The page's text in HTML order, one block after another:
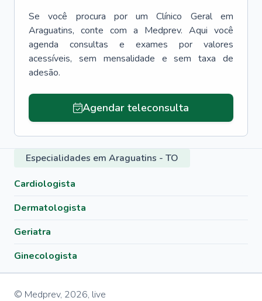
Se você procura por um Clínico Geral
em
Araguatins, conte com a Medprev. Aqui você
agenda consultas e exames por valores
acessíveis, sem mensalidade e sem taxa de
adesão.
Agendar teleconsulta
Especialidades em Araguatins - TO
Cardiologista
Dermatologista
Geriatra
Ginecologista
© Medprev, 2026, live